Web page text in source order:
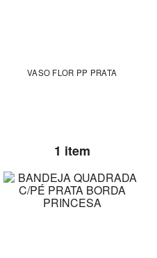
VASO FLOR PP PRATA
1 item